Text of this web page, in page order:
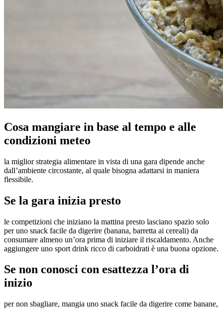
Cosa mangiare in base al tempo e alle
condizioni meteo
la miglior strategia alimentare in vista di una gara dipende anche
dall’ambiente circostante, al quale bisogna adattarsi in maniera
flessibile.
Se la gara inizia presto
le competizioni che iniziano la mattina presto lasciano spazio solo
per uno snack facile da digerire (banana, barretta ai cereali) da
consumare almeno un’ora prima di iniziare il riscaldamento. Anche
aggiungere uno sport drink ricco di carboidrati è una buona opzione.
Se non conosci con esattezza l’ora di
inizio
per non sbagliare, mangia uno snack facile da digerire come banane,